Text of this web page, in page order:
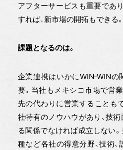
アフターサービスも重要であ
すれば、新市場の開拓もできる。
課題となるのは。
企業連携はいかにWIN‐WIN
要。当社もメキシコ市場で営
先の代わりに営業することも
社特有のノウハウがあり、技
る関係でなければ成立しない
種など各社の得意分野、技術、